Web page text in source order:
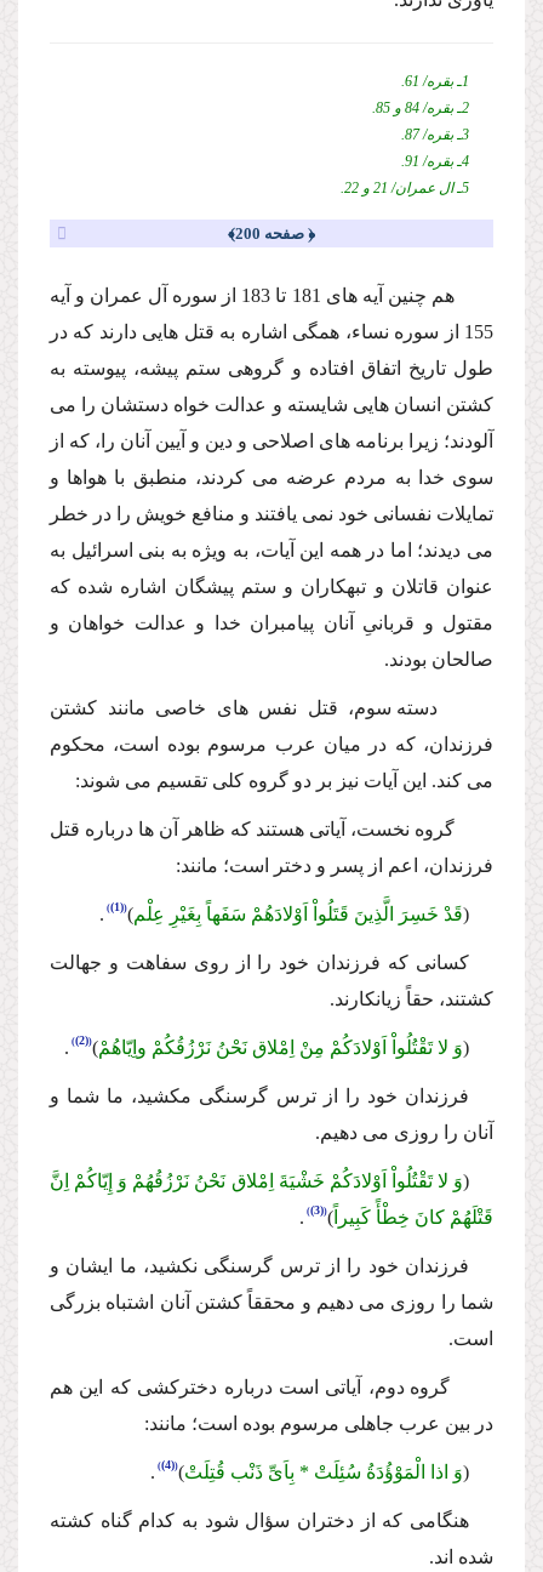
1ـ بقره/ 61.
2ـ بقره/ 84 و 85.
3ـ بقره/ 87.
4ـ بقره/ 91.
5ـ ال عمران/ 21 و 22.
﴿ صفحه 200﴾
هم چنین آیه هاى 181 تا 183 از سوره آل عمران و آیه
155 از سوره نساء، همگى اشاره به قتل هایى دارند كه در
طول تاریخ اتفاق افتاده و گروهى ستم پیشه، پیوسته به
كشتن انسان هایى شایسته و عدالت خواه دستشان را مى
آلودند؛ زیرا برنامه هاى اصلاحى و دین و آیین آنان را، كه از
سوى خدا به مردم عرضه مى كردند، منطبق با هواها و
تمایلات نفسانى خود نمى یافتند و منافع خویش را در خطر
مى دیدند؛ اما در همه این آیات، به ویژه به بنى اسرائیل به
عنوان قاتلان و تبهكاران و ستم پیشگان اشاره شده كه
مقتول و قربانىِ آنان پیامبران خدا و عدالت خواهان و
صالحان بودند.
دسته سوم، قتل نفس هاى خاصى مانند كشتن
فرزندان، كه در میان عرب مرسوم بوده است، محكوم
مى كند. این آیات نیز بر دو گروه كلى تقسیم مى شوند:
گروه نخست، آیاتى هستند كه ظاهر آن ها درباره قتل
فرزندان، اعم از پسر و دختر است؛ مانند:
(قَدْ خَسِرَ الَّذِینَ قَتَلُواْ اَوْلادَهُمْ سَفَهاً بِغَیْرِ عِلْم)
(1)
.
كسانى كه فرزندان خود را از روى سفاهت و جهالت
كشتند، حقاً زیانكارند.
(وَ لا تَقْتُلُواْ اَوْلادَكُمْ مِنْ اِمْلاق نَحْنُ نَرْزُقُكُمْ واِیّاهُمْ)
(2)
.
فرزندان خود را از ترس گرسنگى مكشید، ما شما و
آنان را روزى مى دهیم.
(وَ لا تَقْتُلُواْ اَوْلادَكُمْ خَشْیَةَ اِمْلاق نَحْنُ نَرْزُقُهُمْ وَ إِیّاكُمْ اِنَّ
قَتْلَهُمْ كانَ خِطْأً كَبِیراً )
(3)
.
فرزندان خود را از ترس گرسنگى نكشید، ما ایشان و
شما را روزى مى دهیم و محققاً كشتن آنان اشتباه بزرگى
است.
گروه دوم، آیاتى است درباره دختركشى كه این هم
در بین عرب جاهلى مرسوم بوده است؛ مانند:
(وَ اذا الْمَوْؤُدَةُ سُئِلَتْ * بِاَىِّ ذَنْب قُتِلَتْ)
(4)
.
هنگامى كه از دختران سؤال شود به كدام گناه كشته
شده اند.